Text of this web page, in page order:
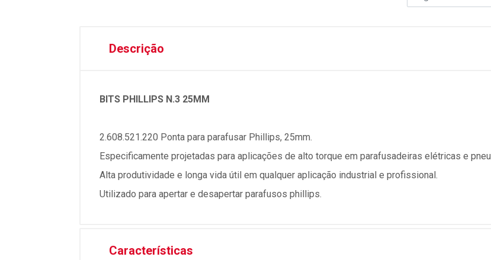
Descrição
BITS PHILLIPS N.3 25MM
2.608.521.220 Ponta para parafusar Phillips, 25mm.
Especificamente projetadas para aplicações de alto torque em parafusadeiras elétricas e
Alta produtividade e longa vida útil em qualquer aplicação industrial e profissional.
Utilizado para apertar e desapertar parafusos phillips.
Características